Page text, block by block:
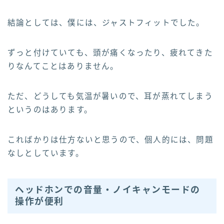
結論としては、僕には、ジャストフィットでした。
ずっと付けていても、頭が痛くなったり、疲れてきた
りなんてことはありません。
ただ、どうしても気温が暑いので、耳が蒸れてしまう
というのはあります。
こればかりは仕方ないと思うので、個人的には、問題
なしとしています。
ヘッドホンでの音量・ノイキャンモードの
操作が便利